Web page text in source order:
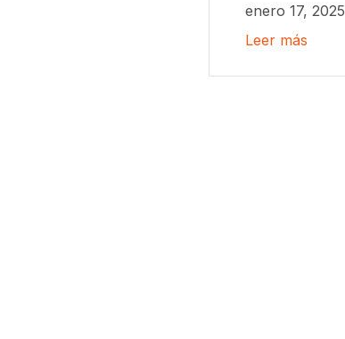
enero 17, 2025
Leer más